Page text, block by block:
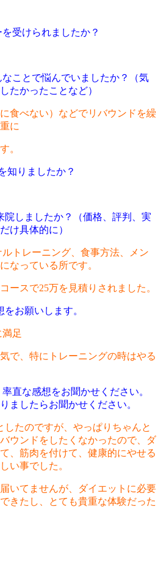
受けられましたか？
ことで悩んでいましたか？（気
たかったことなど）
食べない）などでリバウンドを繰
に
。
知りましたか？
院しましたか？（価格、評判、実
け具体的に）
トレーニング、食事方法、メン
なっている所です。
ースで25万を見積りされました。
お願いします。
足
で、特にトレーニングの時はやる
直な感想をお聞かせください。
ましたらお聞かせください。
したのですが、やっぱりちゃんと
ウンドをしたくなかったので、ダ
、筋肉を付けて、健康的にやせる
い事でした。
いてませんが、ダイエットに必要
きたし、とても貴重な体験だった